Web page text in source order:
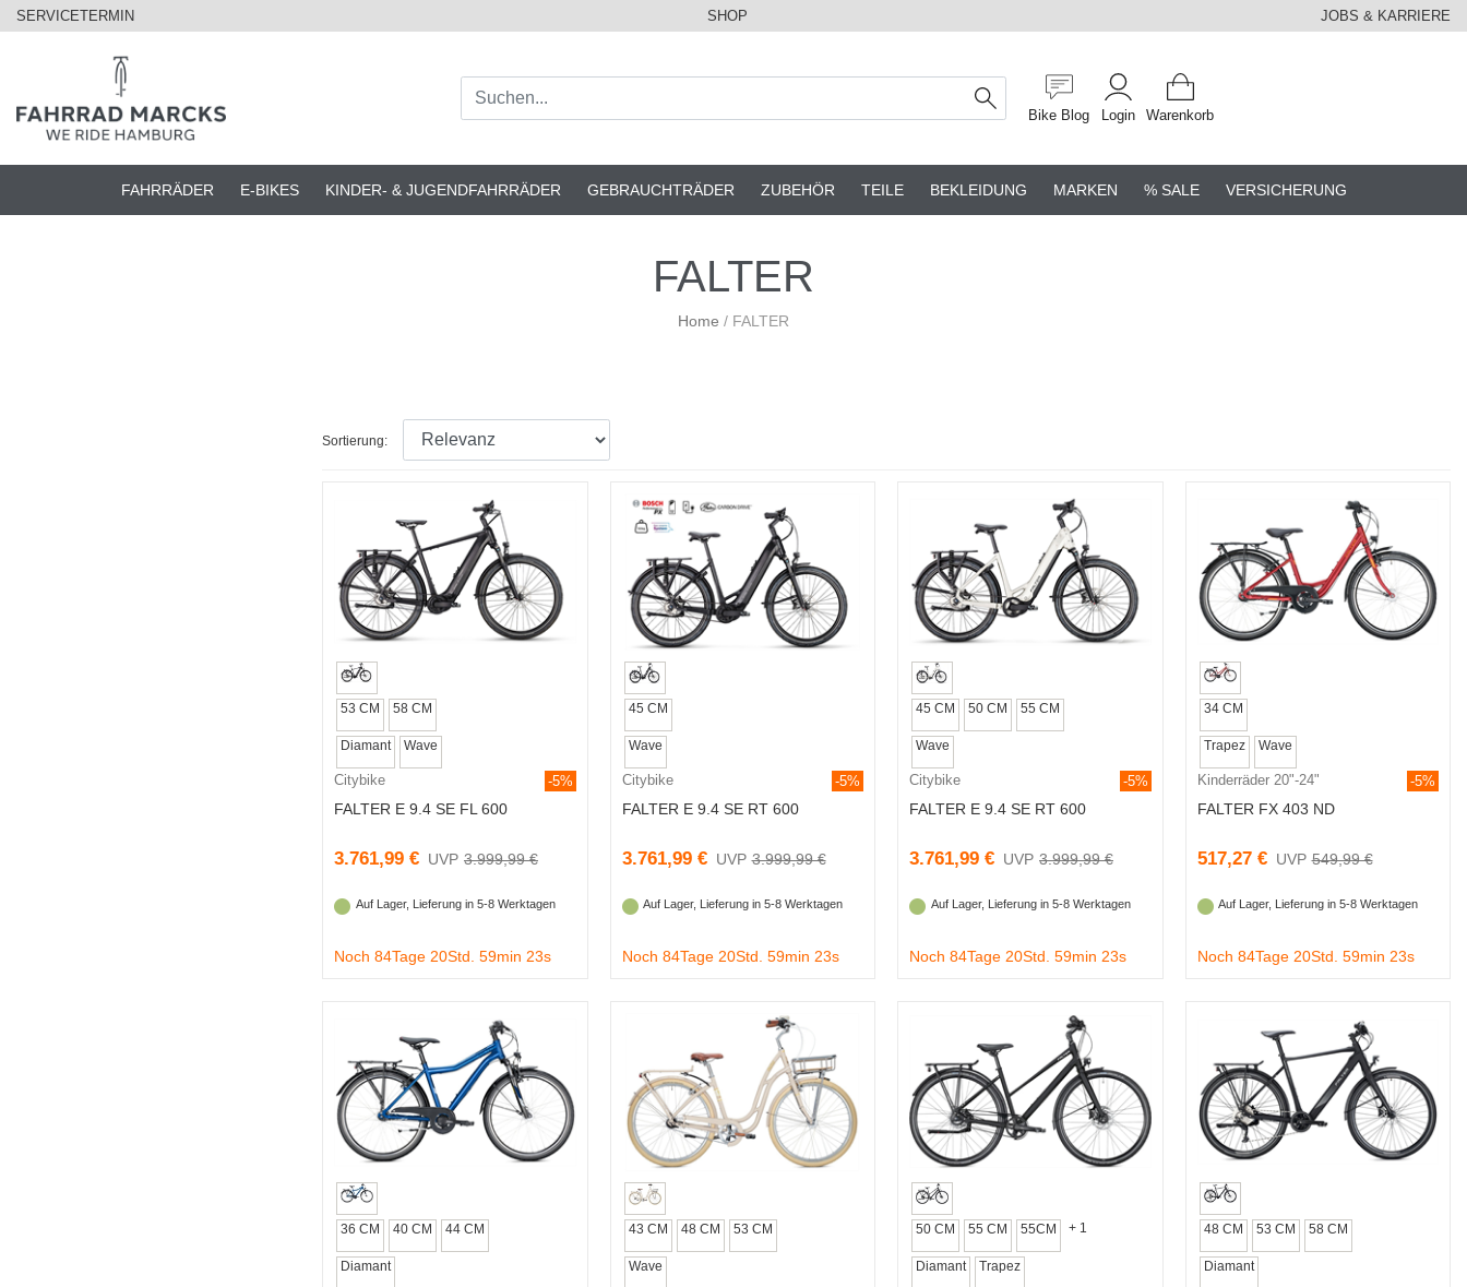
SERVICETERMIN SHOP JOBS & KARRIERE
Bike Blog Login Warenkorb
FAHRRÄDER E-BIKES KINDER- & JUGENDFAHRRÄDER GEBRAUCHTRÄDER ZUBEHÖR TEILE BEKLEIDUNG MARKEN % SALE VERSICHERUNG
FALTER
Home / FALTER
Sortierung:
53 CM 58 CM
Diamant Wave
Citybike -5%
FALTER E 9.4 SE FL 600
3.761,99 € 3.999,99 €
Auf Lager, Lieferung in 5-8 Werktagen
Noch 84Tage 20Std. 59min 22s
45 CM
Wave
Citybike -5%
FALTER E 9.4 SE RT 600
3.761,99 € 3.999,99 €
Auf Lager, Lieferung in 5-8 Werktagen
Noch 84Tage 20Std. 59min 22s
45 CM 50 CM 55 CM
Wave
Citybike -5%
FALTER E 9.4 SE RT 600
3.761,99 € 3.999,99 €
Auf Lager, Lieferung in 5-8 Werktagen
Noch 84Tage 20Std. 59min 22s
34 CM
Trapez Wave
Kinderräder 20"-24" -5%
FALTER FX 403 ND
517,27 € 549,99 €
Auf Lager, Lieferung in 5-8 Werktagen
Noch 84Tage 20Std. 59min 22s
36 CM 40 CM 44 CM
Diamant
43 CM 48 CM 53 CM
Wave
50 CM 55 CM 55CM + 1
Diamant Trapez
48 CM 53 CM 58 CM
Diamant